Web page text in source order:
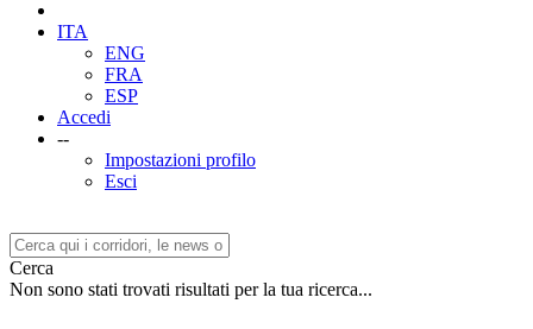
ITA
ENG
FRA
ESP
Accedi
--
Impostazioni profilo
Esci
Cerca
Non sono stati trovati risultati per la tua ricerca...